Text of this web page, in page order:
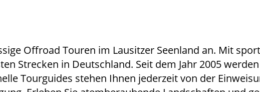
Offroad Touren im Lausitzer Seenland an. Mit
Strecken in Deutschland. Seit dem Jahr 2005
Tourguides stehen Ihnen jederzeit von der